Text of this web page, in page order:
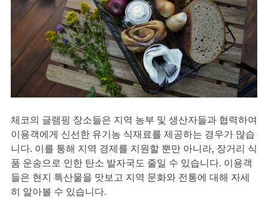
체코의 글램핑 장소들은 지역 농부 및 생산자들과 협력하여
이용객에게 신선한 유기농 식재료를 제공하는 경우가 많습
니다. 이를 통해 지역 경제를 지원할 뿐만 아니라, 장거리 식
품 운송으로 인한 탄소 발자국도 줄일 수 있습니다. 이용객
들은 현지 특산물을 맛보고 지역 문화와 전통에 대해 자세
히 알아볼 수 있습니다.